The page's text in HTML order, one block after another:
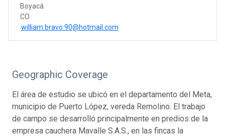
Boyacá
CO
william.bravo.90@hotmail.com
Geographic Coverage
El área de estudio se ubicó en el departamento del Meta,
municipio de Puerto López, vereda Remolino. El trabajo
de campo se desarrolló principalmente en predios de la
empresa cauchera Mavalle S.A.S., en las fincas la